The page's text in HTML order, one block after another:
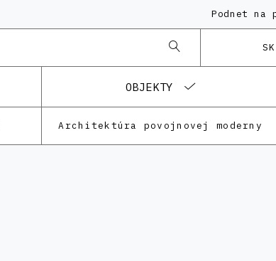
Podnet na
SK
OBJEKTY
Architektúra povojnovej moderny